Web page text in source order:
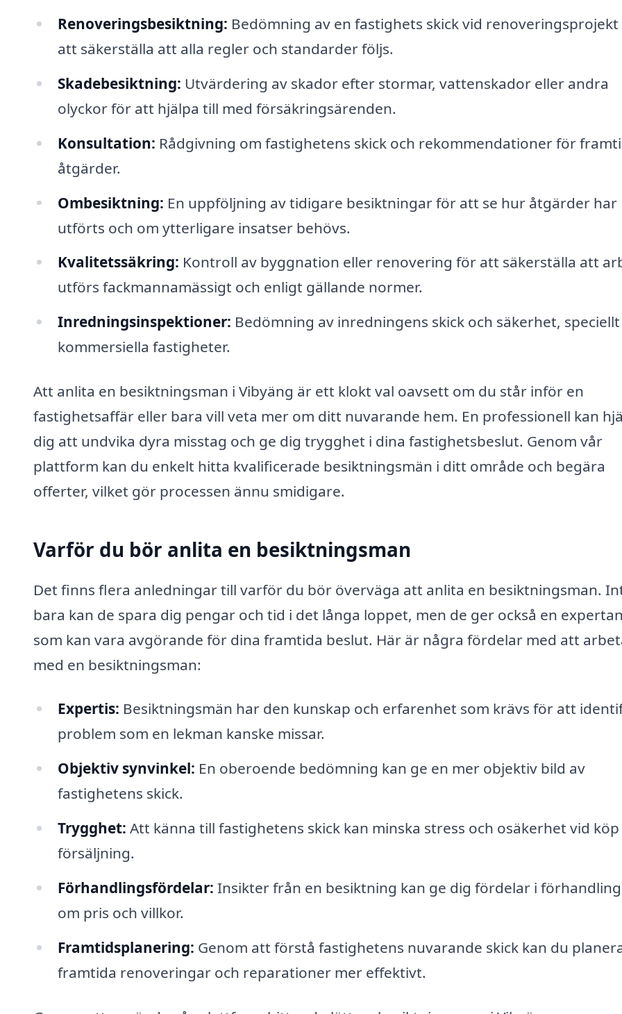
Renoveringsbesiktning: Bedömning av en fastighets skick vid
att säkerställa att alla regler och standarder följs.
Skadebesiktning: Utvärdering av skador efter stormar, vattenskador eller andra
olyckor för att hjälpa till med försäkringsärenden.
Konsultation: Rådgivning om fastighetens skick och rekommendationer för
åtgärder.
Ombesiktning: En uppföljning av tidigare besiktningar för att se hur åtgärder har
utförts och om ytterligare insatser behövs.
Kvalitetssäkring: Kontroll av byggnation eller renovering för att säkerställa att
utförs fackmannamässigt och enligt gällande normer.
Inredningsinspektioner: Bedömning av inredningens skick och säkerhet, speciellt
kommersiella fastigheter.
Att anlita en besiktningsman i Vibyäng är ett klokt val oavsett om du står inför en
fastighetsaffär eller bara vill veta mer om ditt nuvarande hem. En professionell kan
dig att undvika dyra misstag och ge dig trygghet i dina fastighetsbeslut. Genom vår
plattform kan du enkelt hitta kvalificerade besiktningsmän i ditt område och begära
offerter, vilket gör processen ännu smidigare.
Varför du bör anlita en besiktningsman
Det finns flera anledningar till varför du bör överväga att anlita en besiktningsman.
bara kan de spara dig pengar och tid i det långa loppet, men de ger också en
som kan vara avgörande för dina framtida beslut. Här är några fördelar med att
med en besiktningsman:
Expertis: Besiktningsmän har den kunskap och erfarenhet som krävs för att
problem som en lekman kanske missar.
Objektiv synvinkel: En oberoende bedömning kan ge en mer objektiv bild av
fastighetens skick.
Trygghet: Att känna till fastighetens skick kan minska stress och osäkerhet vid
försäljning.
Förhandlingsfördelar: Insikter från en besiktning kan ge dig fördelar i
om pris och villkor.
Framtidsplanering: Genom att förstå fastighetens nuvarande skick kan du
framtida renoveringar och reparationer mer effektivt.